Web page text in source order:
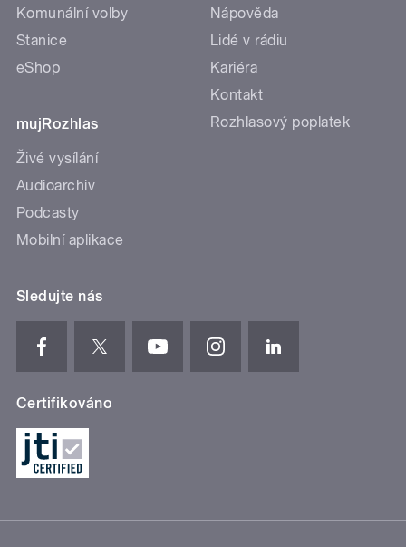
Komunální volby
Stanice
eShop
mujRozhlas
Živé vysílání
Audioarchiv
Podcasty
Mobilní aplikace
Nápověda
Lidé v rádiu
Kariéra
Kontakt
Rozhlasový poplatek
Sledujte nás
Certifikováno